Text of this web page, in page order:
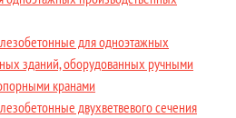
для одноэтажных
зданий, оборудованных ручными
кранами
двухветвевого сечения